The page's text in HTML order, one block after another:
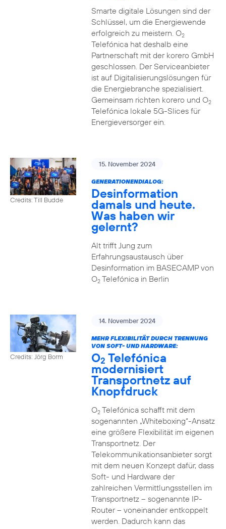
Smarte digitale Lösungen sind der
Schlüssel, um die Energiewende
erfolgreich zu meistern. O2
Telefónica hat deshalb eine
Partnerschaft mit der korero GmbH
geschlossen. Der Serviceanbieter
ist auf Digitalisierungslösungen für
die Energiebranche spezialisiert.
Gemeinsam richten korero und O2
Telefónica lokale 5G-Slices für
Energieversorger ein.
Credits: Till Budde
15. November 2024
GENERATIONENDIALOG:
Desinformation
damals und heute.
Was haben wir
gelernt?
Alt trifft Jung zum
Erfahrungsaustausch über
Desinformation im BASECAMP von
O2Telefónica in Berlin
Credits: Jörg Borm
14. November 2024
MEHR FLEXIBILITÄT DURCH TRENNUNG
VON SOFT- UND HARDWARE:
O2 Telefónica
modernisiert
Transportnetz auf
Knopfdruck
O2Telefónica schafft mit dem
sogenannten „Whiteboxing“-Ansatz
eine größere Flexibilität im eigenen
Transportnetz. Der
Telekommunikationsanbieter sorgt
mit dem neuen Konzept dafür, dass
Soft- und Hardware der
zahlreichen Vermittlungsstellen im
Transportnetz – sogenannte IP-
Router – voneinander entkoppelt
werden. Dadurch kann das